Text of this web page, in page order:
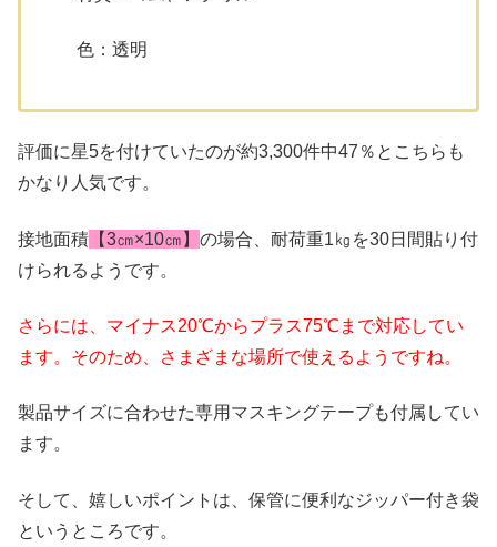
色：透明
評価に星5を付けていたのが約3,300件中47％とこちらも
かなり人気です。
接地面積 【3㎝×10㎝】 の場合、耐荷重1㎏を30日間貼り付
けられるようです。
さらには、マイナス20℃からプラス75℃まで対応してい
ます。そのため、さまざまな場所で使えるようですね。
製品サイズに合わせた専用マスキングテープも付属してい
ます。
そして、嬉しいポイントは、保管に便利なジッパー付き袋
というところです。